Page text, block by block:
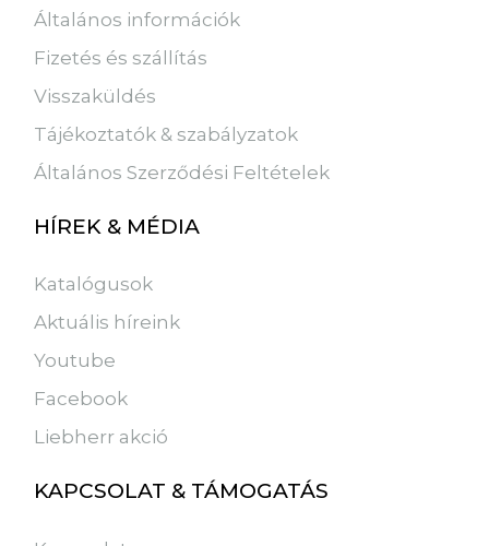
Általános információk
Fizetés és szállítás
Visszaküldés
Tájékoztatók & szabályzatok
Általános Szerződési Feltételek
HÍREK & MÉDIA
Katalógusok
Aktuális híreink
Youtube
Facebook
Liebherr akció
KAPCSOLAT & TÁMOGATÁS